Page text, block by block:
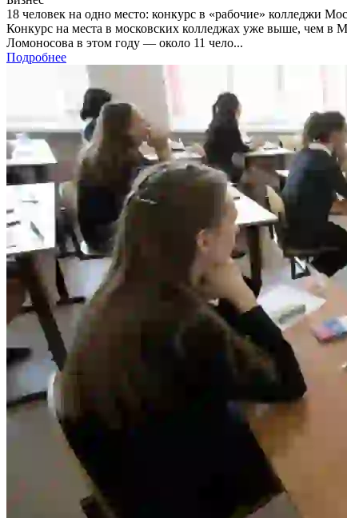
18 человек на одно место: конкурс в «рабочие» колледжи
Конкурс на места в московских колледжах уже выше, чем в
Ломоносова в этом году — около 11 чело...
Подробнее